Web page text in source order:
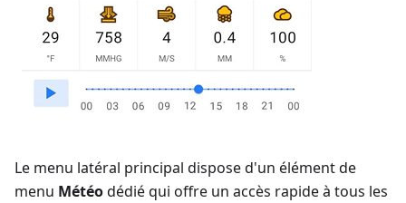
Le menu latéral principal dispose d'un élément de
menu Météodédié qui offre un accès rapide à tous les